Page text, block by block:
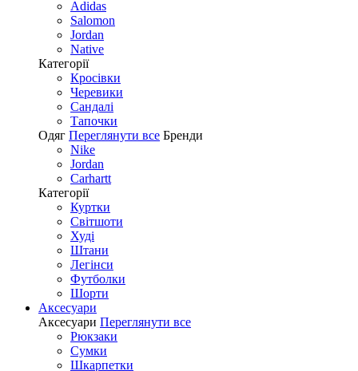
Adidas
Salomon
Jordan
Native
Категорії
Кросівки
Черевики
Сандалі
Tапочки
Одяг Переглянути все Бренди
Nike
Jordan
Carhartt
Категорії
Куртки
Світшоти
Худі
Штани
Легінси
Футболки
Шорти
Аксесуари
Аксесуари Переглянути все
Рюкзаки
Сумки
Шкарпетки